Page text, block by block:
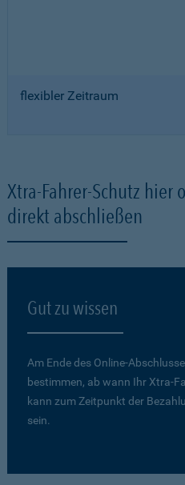
flexibler Zeitraum
Xtra-Fahrer-Schutz hier
direkt abschließen
Gut zu wissen
Am Ende des Online-
bestimmen, ab wann Ihr Xtra-
kann zum Zeitpunkt der
sein.